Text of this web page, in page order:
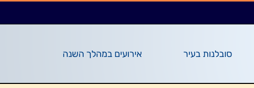
סובלנות בעיר אירועים במהלך השנה